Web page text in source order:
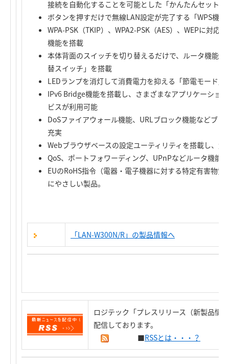
接続を自動化することを可能とした「かんたんセット
ボタンを押すだけで無線LAN設定が完了する「WPS機能
WPA-PSK（TKIP）、WPA2-PSK（AES）、WEPに対応
機能を搭載
本体背面のスイッチを切り替えるだけで、ルータ機能
替スイッチ」を搭載
LEDランプを消灯して消費電力を抑える「節電モード」
IPv6 Bridge機能を搭載し、さまざまなアプリケーショ
ビスが利用可能
DoSファイアウォール機能、URLブロック機能などブ
充実
Webブラウザベースの設定ユーティリティを搭載し、
QoS、ポートフォワーディング、UPnPなどルータ機能
EUのRoHS指令（電器・電子機器に対する特定有害物
にやさしい製品。
「LAN-W300N/R」の製品情報へ
ロジテック「プレスリリース（新製品情
配信しております。
■RSSとは・・・？